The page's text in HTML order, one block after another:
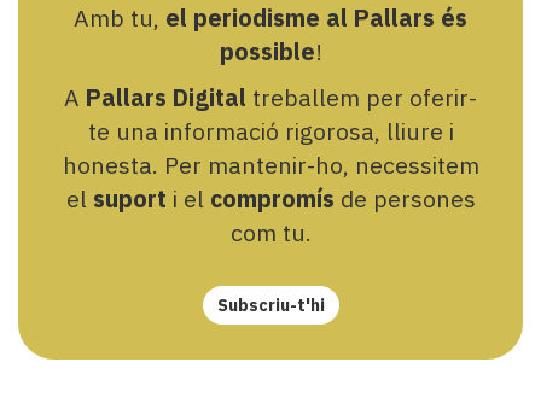
Amb tu, el periodisme al Pallars és
possible!
A Pallars Digital treballem per oferir-
te una informació rigorosa, lliure i
honesta. Per mantenir-ho, necessitem
el suport i el compromís de persones
com tu.
Subscriu-t'hi